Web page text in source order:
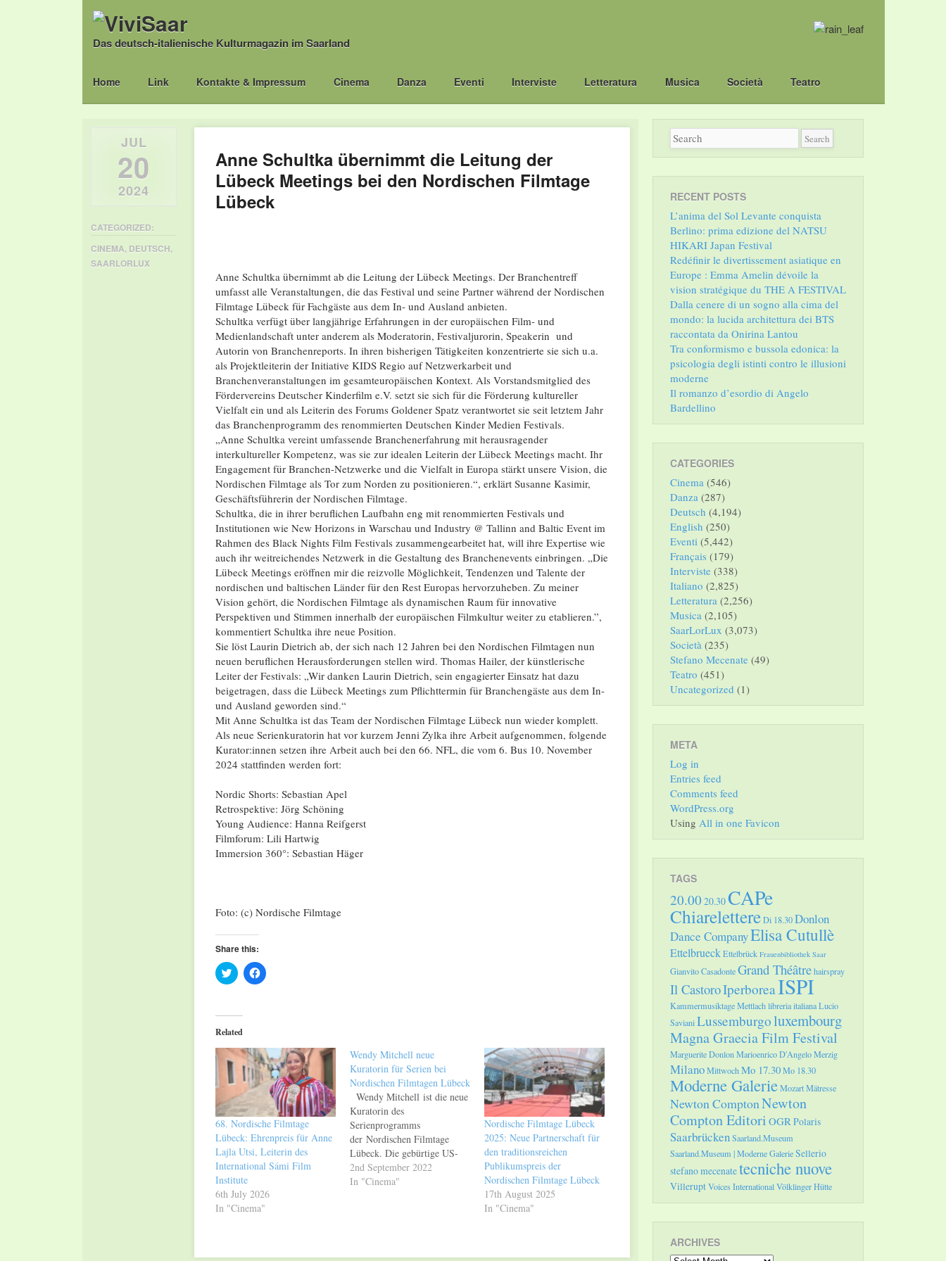
Das deutsch-italienische Kulturmagazin im Saarland
Main menu
Skip
Home Link Kontakte & Impressum Cinema Danza Eventi Interviste Letteratura Musica Società Teatro
Anne Schultka übernimmt die Leitung der
Lübeck Meetings bei den Nordischen Filmtage
Lübeck
Anne Schultka übernimmt ab die Leitung der Lübeck Meetings. Der Branchentreff
umfasst alle Veranstaltungen, die das Festival und seine Partner während der Nordischen
Filmtage Lübeck für Fachgäste aus dem In- und Ausland anbieten.
Schultka verfügt über langjährige Erfahrungen in der europäischen Film- und
Medienlandschaft unter anderem als Moderatorin, Festivaljurorin, Speakerin und
Autorin von Branchenreports. In ihren bisherigen Tätigkeiten konzentrierte sie sich u.a.
als Projektleiterin der Initiative KIDS Regio auf Netzwerkarbeit und
Branchenveranstaltungen im gesamteuropäischen Kontext. Als Vorstandsmitglied des
Fördervereins Deutscher Kinderfilm e.V. setzt sie sich für die Förderung kultureller
Vielfalt ein und als Leiterin des Forums Goldener Spatz verantwortet sie seit letztem Jahr
das Branchenprogramm des renommierten Deutschen Kinder Medien Festivals.
„Anne Schultka vereint umfassende Branchenerfahrung mit herausragender
interkultureller Kompetenz, was sie zur idealen Leiterin der Lübeck Meetings macht. Ihr
Engagement für Branchen-Netzwerke und die Vielfalt in Europa stärkt unsere Vision, die
Nordischen Filmtage als Tor zum Norden zu positionieren.“, erklärt Susanne Kasimir,
Geschäftsführerin der Nordischen Filmtage.
Schultka, die in ihrer beruflichen Laufbahn eng mit renommierten Festivals und
Institutionen wie New Horizons in Warschau und Industry @ Tallinn and Baltic Event im
Rahmen des Black Nights Film Festivals zusammengearbeitet hat, will ihre Expertise wie
auch ihr weitreichendes Netzwerk in die Gestaltung des Branchenevents einbringen. „Die
Lübeck Meetings eröffnen mir die reizvolle Möglichkeit, Tendenzen und Talente der
nordischen und baltischen Länder für den Rest Europas hervorzuheben. Zu meiner
Vision gehört, die Nordischen Filmtage als dynamischen Raum für innovative
Perspektiven und Stimmen innerhalb der europäischen Filmkultur weiter zu etablieren.”,
kommentiert Schultka ihre neue Position.
Sie löst Laurin Dietrich ab, der sich nach 12 Jahren bei den Nordischen Filmtagen nun
neuen beruflichen Herausforderungen stellen wird. Thomas Hailer, der künstlerische
Leiter der Festivals: „Wir danken Laurin Dietrich, sein engagierter Einsatz hat dazu
beigetragen, dass die Lübeck Meetings zum Pflichttermin für Branchengäste aus dem In-
und Ausland geworden sind.“
Mit Anne Schultka ist das Team der Nordischen Filmtage Lübeck nun wieder komplett.
Als neue Serienkuratorin hat vor kurzem Jenni Zylka ihre Arbeit aufgenommen, folgende
Kurator:innen setzen ihre Arbeit auch bei den 66. NFL, die vom 6. Bus 10. November
2024 stattfinden werden fort:
Nordic Shorts: Sebastian Apel
Retrospektive: Jörg Schöning
Young Audience: Hanna Reifgerst
Filmforum: Lili Hartwig
Immersion 360°: Sebastian Häger
Foto: (c) Nordische Filmtage
Share this:
Click
to
(Opens
in
new
Click
to
Related
68. Nordische Filmtage
Lübeck: Ehrenpreis für Anne
Lajla Utsi, Leiterin des
International Sámi Film
Institute
6th July 2026
In "Cinema"
Wendy Mitchell neue
Kuratorin für Serien bei
Nordischen Filmtagen Lübeck
Wendy Mitchell ist die neue
Kuratorin des
Serienprogramms
der Nordischen Filmtage
Lübeck. Die gebürtige US-
Amerikanerin arbeitet als
Journalistin, Moderatorin und
2nd September 2022
In "Cinema"
Nordische Filmtage Lübeck
2025: Neue Partnerschaft für
den traditionsreichen
Publikumspreis der
Nordischen Filmtage Lübeck
17th August 2025
In "Cinema"
JUL
20
2024
CATEGORIZED:
CINEMA, DEUTSCH,
SAARLORLUX
RECENT POSTS
L’anima del Sol Levante conquista
Berlino: prima edizione del NATSU
HIKARI Japan Festival
Redéfinir le divertissement asiatique en
Europe : Emma Amelin dévoile la
vision stratégique du THE A FESTIVAL
Dalla cenere di un sogno alla cima del
mondo: la lucida architettura dei BTS
raccontata da Onirina Lantou
Tra conformismo e bussola edonica: la
psicologia degli istinti contro le illusioni
moderne
Il romanzo d’esordio di Angelo
Bardellino
CATEGORIES
Cinema (546)
Danza (287)
Deutsch (4,194)
English (250)
Eventi (5,442)
Français (179)
Interviste (338)
Italiano (2,825)
Letteratura (2,256)
Musica (2,105)
SaarLorLux (3,073)
Società (235)
Stefano Mecenate (49)
Teatro (451)
Uncategorized (1)
META
Log in
Entries feed
Comments feed
WordPress.org
Using All in one Favicon
TAGS
20.00 20.30CAPe
ChiarelettereDi 18.30Donlon
Dance CompanyElisa Cutullè
EttelbrueckEttelbrück Frauenbibliothek Saar
Gianvito CasadonteGrand Théâtrehairspray
Il CastoroIperboreaISPI
Kammermusiktage Mettlachlibreria italianaLucio
SavianiLussemburgoluxembourg
Magna Graecia Film Festival
Marguerite DonlonMarioenrico D'AngeloMerzig
MilanoMittwochMo 17.30Mo 18.30
Moderne GalerieMozartMätresse
Newton ComptonNewton
Compton Editori OGRPolaris
SaarbrückenSaarland.Museum
Saarland.Museum | Moderne GalerieSellerio
stefano mecenatetecniche nuove
VilleruptVoices InternationalVölklinger Hütte
ARCHIVES